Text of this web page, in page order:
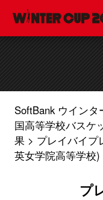
SoftBank ウイン
国高等学校バスケ
果
プレイバイプ
英女学院高等学校)
プ